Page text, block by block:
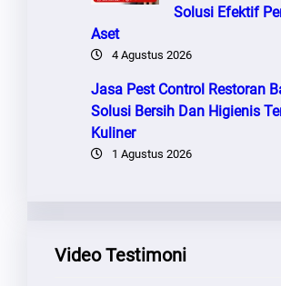
Solusi Efektif
Aset
4 Agustus 2026
Jasa Pest Control Restoran
Solusi Bersih Dan Higienis
Kuliner
1 Agustus 2026
Video Testimoni